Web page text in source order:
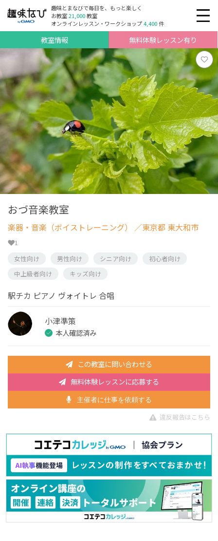
趣味とまなびで毎日を、もっと楽しく
お教室21,000教室
オンラインレッスン・ワークショップ4,400件
教室情報 無料体験レッスン有り
おづ音楽教室
楽器・音楽（ボイストレーニング） ／東京都 東大和市
1
女性向け
男性向け シニア向け
初心者向け
中上級者向け
キッズ向け
駅チカ ピアノ ヴォイトレ 合唱
小津準策
本人確認済み
この教室に問い合わせる
無料体験レッスンに応募する
主催者に仕事を依頼する
違反報告はこちら